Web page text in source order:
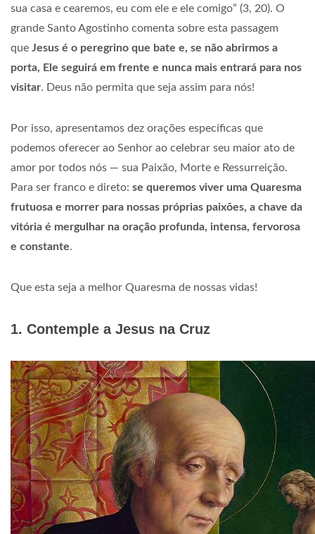
sua casa e cearemos, eu com ele e ele comigo” (3, 20). O
grande Santo Agostinho comenta sobre esta passagem
que Jesus é o peregrino que bate e, se não abrirmos a
porta, Ele seguirá em frente e nunca mais entrará para nos
visitar. Deus não permita que seja assim para nós!
Por isso, apresentamos dez orações específicas que
podemos oferecer ao Senhor ao celebrar seu maior ato de
amor por todos nós — sua Paixão, Morte e Ressurreição.
Para ser franco e direto: se queremos viver uma Quaresma
frutuosa e morrer para nossas próprias paixões, a chave da
vitória é mergulhar na oração profunda, intensa, fervorosa
e constante.
Que esta seja a melhor Quaresma de nossas vidas!
1. Contemple a Jesus na Cruz